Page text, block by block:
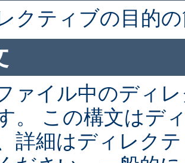
クティブの目的
ァイル中のディ
。 この構文はデ
詳細はディレク